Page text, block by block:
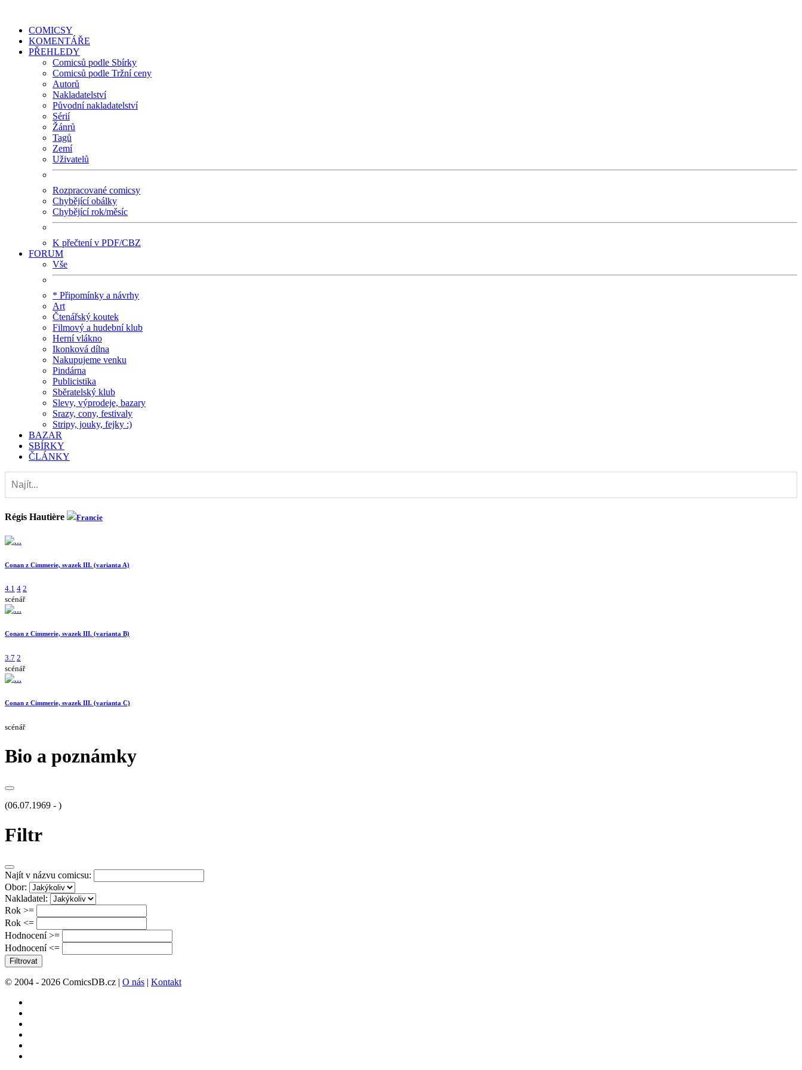
COMICSY
KOMENTÁŘE
PŘEHLEDY
Comicsů podle Sbírky
Comicsů podle Tržní ceny
Autorů
Nakladatelství
Původní nakladatelství
Sérií
Žánrů
Tagů
Zemí
Uživatelů
Rozpracované comicsy
Chybějící obálky
Chybějící rok/měsíc
K přečtení v PDF/CBZ
FORUM
Vše
* Připomínky a návrhy
Art
Čtenářský koutek
Filmový a hudební klub
Herní vlákno
Ikonková dílna
Nakupujeme venku
Pindárna
Publicistika
Sběratelský klub
Slevy, výprodeje, bazary
Srazy, cony, festivaly
Stripy, jouky, fejky :)
BAZAR
SBÍRKY
ČLÁNKY
Régis Hautière Francie
Conan z Cimmerie, svazek III. (varianta A)
4.1 4 2
scénář
Conan z Cimmerie, svazek III. (varianta B)
3.7 2
scénář
Conan z Cimmerie, svazek III. (varianta C)
scénář
Bio a poznámky
(06.07.1969 - )
Filtr
Najít v názvu comicsu:
Obor:
Nakladatel:
Rok >=
Rok <=
Hodnocení >=
Hodnocení <=
Filtrovat
© 2004 - 2026 ComicsDB.cz | O nás | Kontakt